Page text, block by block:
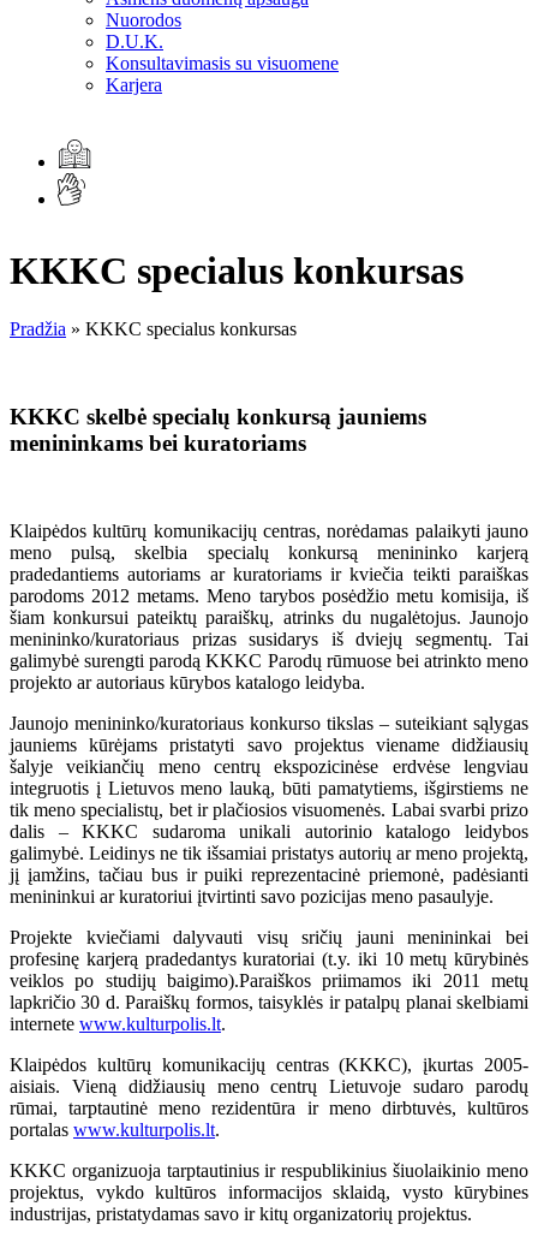
Nuorodos
D.U.K.
Konsultavimasis su visuomene
Karjera
KKKC specialus konkursas
Pradžia » KKKC specialus konkursas
KKKC skelbė specialų konkursą jauniems
menininkams bei kuratoriams
Klaipėdos kultūrų komunikacijų centras, norėdamas palaikyti jauno
meno pulsą, skelbia specialų konkursą menininko karjerą
pradedantiems autoriams ar kuratoriams ir kviečia teikti paraiškas
parodoms 2012 metams. Meno tarybos posėdžio metu komisija, iš
šiam konkursui pateiktų paraiškų, atrinks du nugalėtojus. Jaunojo
menininko/kuratoriaus prizas susidarys iš dviejų segmentų. Tai
galimybė surengti parodą KKKC Parodų rūmuose bei atrinkto meno
projekto ar autoriaus kūrybos katalogo leidyba.
Jaunojo menininko/kuratoriaus konkurso tikslas – suteikiant sąlygas
jauniems kūrėjams pristatyti savo projektus viename didžiausių
šalyje veikiančių meno centrų ekspozicinėse erdvėse lengviau
integruotis į Lietuvos meno lauką, būti pamatytiems, išgirstiems ne
tik meno specialistų, bet ir plačiosios visuomenės. Labai svarbi prizo
dalis – KKKC sudaroma unikali autorinio katalogo leidybos
galimybė. Leidinys ne tik išsamiai pristatys autorių ar meno projektą,
jį įamžins, tačiau bus ir puiki reprezentacinė priemonė, padėsianti
menininkui ar kuratoriui įtvirtinti savo pozicijas meno pasaulyje.
Projekte kviečiami dalyvauti visų sričių jauni menininkai bei
profesinę karjerą pradedantys kuratoriai (t.y. iki 10 metų kūrybinės
veiklos po studijų baigimo).Paraiškos priimamos iki 2011 metų
lapkričio 30 d. Paraiškų formos, taisyklės ir patalpų planai skelbiami
internete www.kulturpolis.lt.
Klaipėdos kultūrų komunikacijų centras (KKKC), įkurtas 2005-
aisiais. Vieną didžiausių meno centrų Lietuvoje sudaro parodų
rūmai, tarptautinė meno rezidentūra ir meno dirbtuvės, kultūros
portalas www.kulturpolis.lt.
KKKC organizuoja tarptautinius ir respublikinius šiuolaikinio meno
projektus, vykdo kultūros informacijos sklaidą, vysto kūrybines
industrijas, pristatydamas savo ir kitų organizatorių projektus.